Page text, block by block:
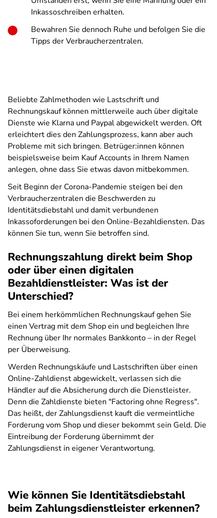
Inkassoschreiben erhalten.
Bewahren Sie dennoch Ruhe und befolgen Sie die
Tipps der Verbraucherzentralen.
Beliebte Zahlmethoden wie Lastschrift und
Rechnungskauf können mittlerweile auch über digitale
Dienste wie Klarna und Paypal abgewickelt werden. Oft
erleichtert dies den Zahlungsprozess, kann aber auch
Probleme mit sich bringen. Betrüger:innen können
beispielsweise beim Kauf Accounts in Ihrem Namen
anlegen, ohne dass Sie etwas davon mitbekommen.
Seit Beginn der Corona-Pandemie steigen bei den
Verbraucherzentralen die Beschwerden zu
Identitätsdiebstahl und damit verbundenen
Inkassoforderungen bei den Online-Bezahldiensten. Das
können Sie tun, wenn Sie betroffen sind.
Rechnungszahlung direkt beim Shop
oder über einen digitalen
Bezahldienstleister: Was ist der
Unterschied?
Bei einem herkömmlichen Rechnungskauf gehen Sie
einen Vertrag mit dem Shop ein und begleichen Ihre
Rechnung über Ihr normales Bankkonto – in der Regel
per Überweisung.
Werden Rechnungskäufe und Lastschriften über einen
Online-Zahldienst abgewickelt, verlassen sich die
Händler auf die Absicherung durch die Dienstleister.
Denn die Zahldienste bieten "Factoring ohne Regress".
Das heißt, der Zahlungsdienst kauft die vermeintliche
Forderung vom Shop und dieser bekommt sein Geld. Die
Eintreibung der Forderung übernimmt der
Zahlungsdienst in eigener Verantwortung.
Wie können Sie Identitätsdiebstahl
beim Zahlungsdienstleister erkennen?